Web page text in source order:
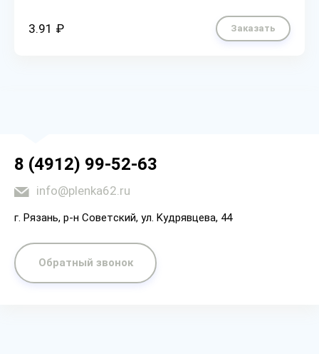
3.91 ₽ Заказать
8 (4912) 99-52-63
info@plenka62.ru
г. Рязaнь, p-н Coвeтcкий, yл. Kyдpявцeвa, 44
Обратный звонок